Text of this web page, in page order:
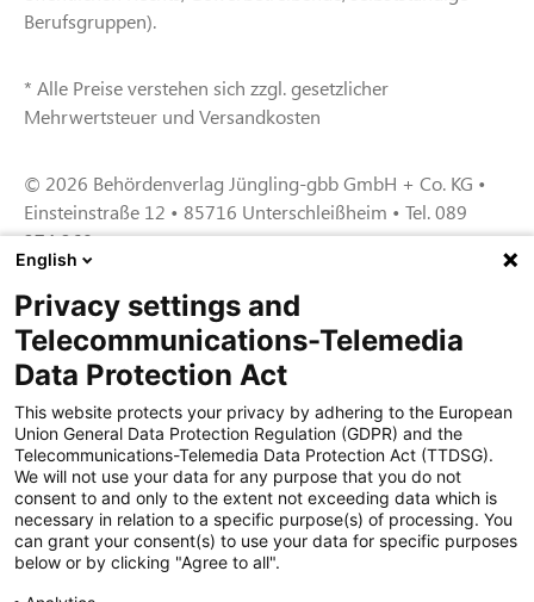
Berufsgruppen).
* Alle Preise verstehen sich zzgl. gesetzlicher
Mehrwertsteuer und Versandkosten
© 2026 Behördenverlag Jüngling-gbb GmbH + Co. KG •
Einsteinstraße 12 • 85716 Unterschleißheim • Tel. 089
374 360
Zertifiziert für das Sicherheitsmanagem
entsystem unter TU4® durch TÜViT Essen
Zertifiziert für das QM-System nach DIN EN
ISO 9001: 2015, Reg.-Nr. 44 100 091350
durch TÜV NORD CERT
Zertifiziert für Sicherheits- und
English
Privacy settings and
Telecommunications-Telemedia
Data Protection Act
This website protects your privacy by adhering to the European
Union General Data Protection Regulation (GDPR) and the
Telecommunications-Telemedia Data Protection Act (TTDSG).
We will not use your data for any purpose that you do not
consent to and only to the extent not exceeding data which is
necessary in relation to a specific purpose(s) of processing. You
can grant your consent(s) to use your data for specific purposes
below or by clicking "Agree to all".